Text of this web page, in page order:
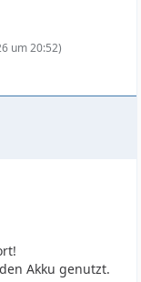
um 20:52)
Akku genutzt.